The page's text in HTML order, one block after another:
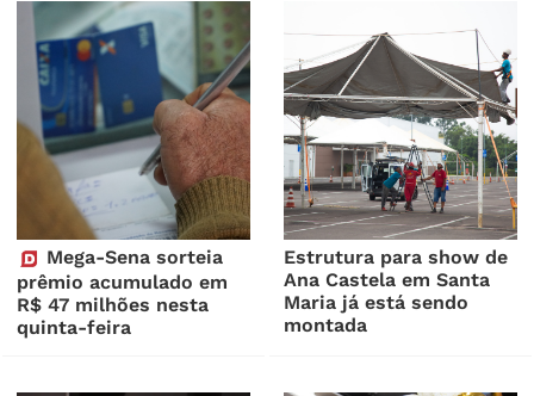
Mega-Sena sorteia
prêmio acumulado em
R$ 47 milhões nesta
quinta-feira
Estrutura para show de
Ana Castela em Santa
Maria já está sendo
montada